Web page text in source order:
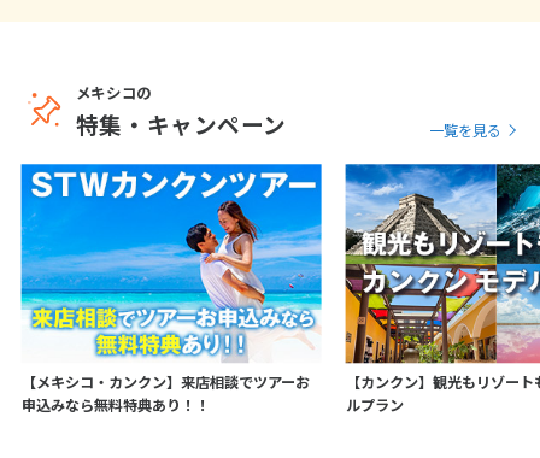
メキシコの
特集・キャンペーン 一覧を見る
【メキシコ・カンクン】来店相談でツアーお
申込みなら無料特典あり！！
【カンクン】観光もリゾー
ルプラン